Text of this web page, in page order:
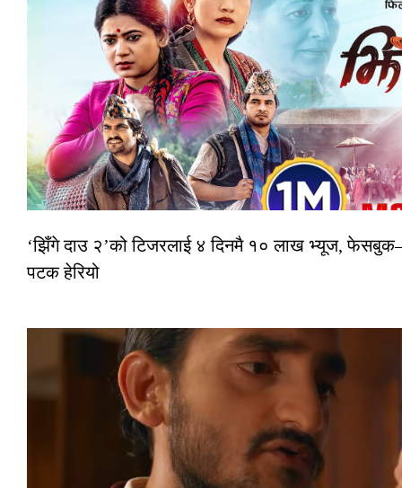
‘झिँगे दाउ २’को टिजरलाई ४ दिनमै १० लाख भ्यूज,
पटक हेरियो